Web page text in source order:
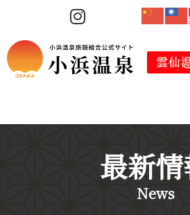
テ
ン
ス
最新
News